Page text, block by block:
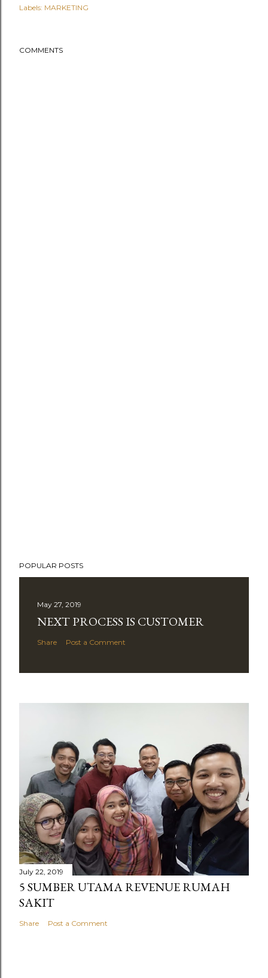
Labels: MARKETING
COMMENTS
POPULAR POSTS
May 27, 2019
NEXT PROCESS IS CUSTOMER
Share Post a Comment
July 22, 2019
5 SUMBER UTAMA REVENUE RUMAH
SAKIT
Share Post a Comment